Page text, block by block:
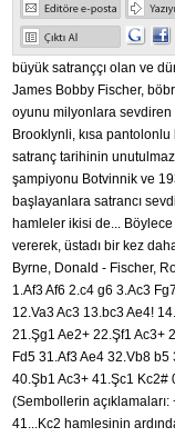
büyük satranççı olan ve
James Bobby Fischer,
oyunu milyonlara sevdiren
Brooklynli, kısa pantolonlu
satranç tarihinin
şampiyonu Botvinnik ve
başlayanlara satrancı
hamleler ikisi de...
vererek, üstadı bir kez
Byrne, Donald - Fischer,
1.Af3 Af6 2.c4 g6 3.Ac3
12.Va3 Ac3 13.bc3 Ae4!
21.Şg1 Ae2+ 22.Şf1 Ac3+
Fd5 31.Af3 Ae4 32.Vb8
40.Şb1 Ac3+ 41.Şc1 Kc2#
(Sembollerin açıklamaları:
41...Kc2 hamlesinin